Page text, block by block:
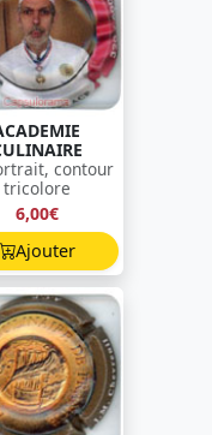
contour
tricolore
6,00€
Ajouter